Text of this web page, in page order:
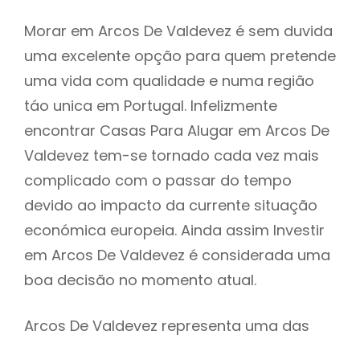
Morar em Arcos De Valdevez é sem duvida
uma excelente opção para quem pretende
uma vida com qualidade e numa região
táo unica em Portugal. Infelizmente
encontrar Casas Para Alugar em Arcos De
Valdevez tem-se tornado cada vez mais
complicado com o passar do tempo
devido ao impacto da currente situação
económica europeia. Ainda assim Investir
em Arcos De Valdevez é considerada uma
boa decisão no momento atual.
Arcos De Valdevez representa uma das